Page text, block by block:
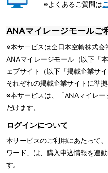
※よくあるご質問は
ANAマイレージモールご
※本サービスは全日本空輸株式
ANAマイレージモール（以下「
ェブサイト（以下「掲載企業サ
それぞれの掲載企業サイトに準拠
※本サービスは、「ANAマイレ
だけます。
ログインについて
本サービスのご利用にあたって
ワード」は、購入申込情報を連
す。